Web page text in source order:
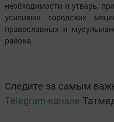
необходимости и утварь,
усилиями городских
православных и
района.
Следите за самым
Telegram-канале